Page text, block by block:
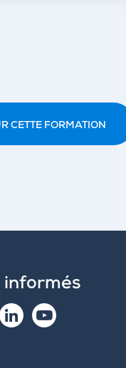
CETTE FORMATION
informés